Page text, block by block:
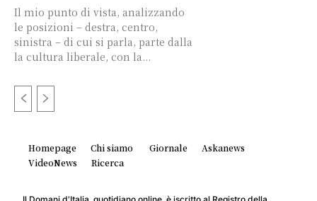
Il mio punto di vista, analizzando
le posizioni – destra, centro,
sinistra – di cui si parla, parte dalla
la cultura liberale, con la...
Homepage Chi siamo Giornale
Askanews
VideoNews
Ricerca